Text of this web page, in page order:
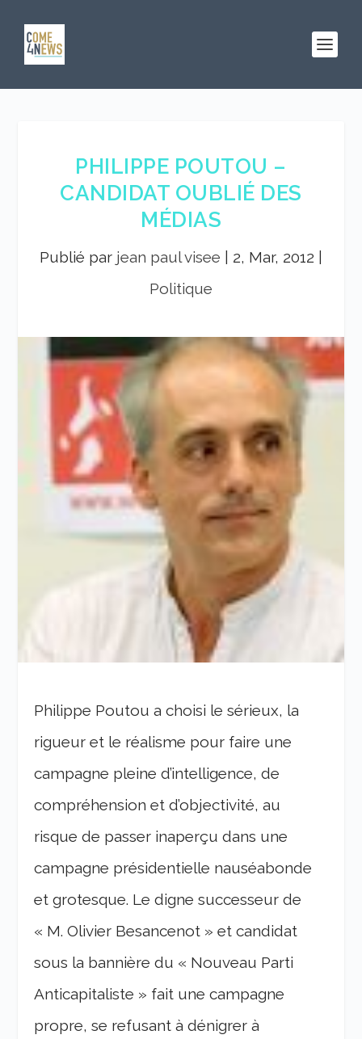
PHILIPPE POUTOU –
CANDIDAT OUBLIÉ DES
MÉDIAS
Publié par jean paul visee 2, Mar, 2012
Politique
Philippe Poutou a choisi le sérieux, la
rigueur et le réalisme pour faire une
campagne pleine d’intelligence, de
compréhension et d’objectivité, au
risque de passer inaperçu dans une
campagne présidentielle nauséabonde
et grotesque. Le digne successeur de
« M. Olivier Besancenot » et candidat
sous la bannière du « Nouveau Parti
Anticapitaliste » fait une campagne
propre, se refusant à dénigrer à